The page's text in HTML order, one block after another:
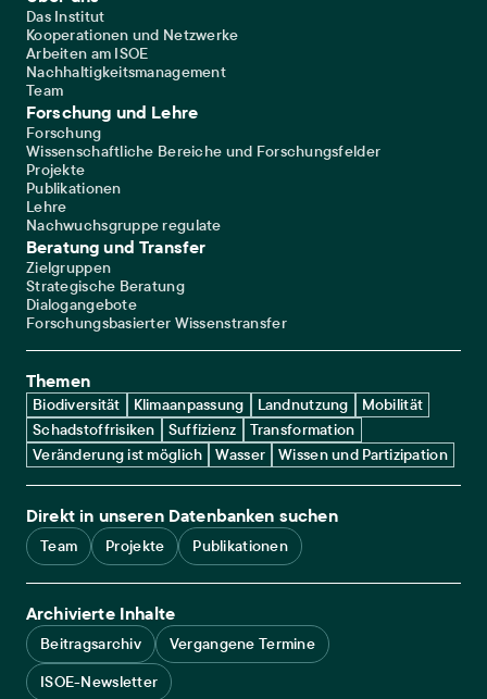
Das Institut
Kooperationen und Netzwerke
Arbeiten am ISOE
Nachhaltigkeitsmanagement
Team
Forschung und Lehre
Forschung
Wissenschaftliche Bereiche und Forschungsfelder
Projekte
Publikationen
Lehre
Nachwuchsgruppe regulate
Beratung und Transfer
Zielgruppen
Strategische Beratung
Dialogangebote
Forschungsbasierter Wissenstransfer
Themen
Biodiversität Klimaanpassung Landnutzung
Mobilität
Schadstoffrisiken
Suffizienz
Transformation
Veränderung ist möglich
Wasser Wissen und Partizipation
Direkt in unseren Datenbanken suchen
Team Projekte Publikationen
Archivierte Inhalte
Beitragsarchiv
Vergangene Termine
ISOE-Newsletter